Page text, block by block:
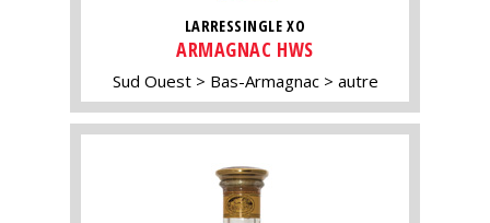
LARRESSINGLE XO
ARMAGNAC HWS
Sud Ouest Bas-Armagnac autre